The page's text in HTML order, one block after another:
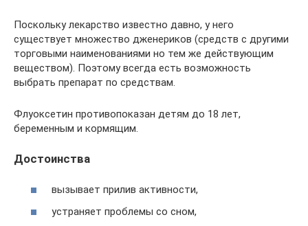
Поскольку лекарство известно давно, у него
существует множество дженериков (средств с другими
торговыми наименованиями но тем же действующим
веществом). Поэтому всегда есть возможность
выбрать препарат по средствам.
Флуоксетин противопоказан детям до 18 лет,
беременным и кормящим.
Достоинства
вызывает прилив активности,
устраняет проблемы со сном,